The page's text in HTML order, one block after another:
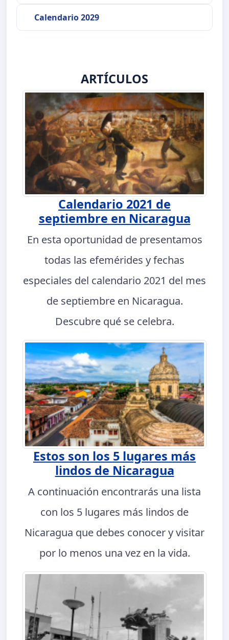
Calendario 2029
ARTÍCULOS
Calendario 2021 de
septiembre en Nicaragua
En esta oportunidad de presentamos
todas las efemérides y fechas
especiales del calendario 2021 del mes
de septiembre en Nicaragua.
Descubre qué se celebra.
Estos son los 5 lugares más
lindos de Nicaragua
A continuación encontrarás una lista
con los 5 lugares más lindos de
Nicaragua que debes conocer y visitar
por lo menos una vez en la vida.